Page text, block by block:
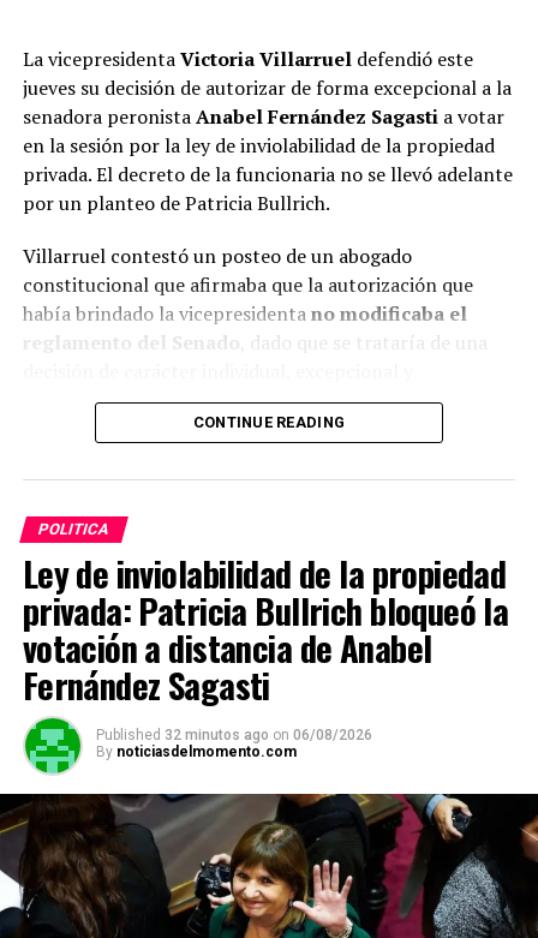
La vicepresidentaVictoria Villarrueldefendió este
jueves su decisión de autorizar de forma excepcional a la
senadora peronistaAnabel Fernández Sagastia votar
en la sesión por la ley de inviolabilidad de la propiedad
privada. El decreto de la funcionaria no se llevó adelante
por un planteo de Patricia Bullrich.
Villarruel contestó un posteo de un abogado
constitucional que afirmaba que la autorización que
había brindado la vicepresidentano modificaba el
reglamento del Senado , dado que se trataría de una
transitorio.
ADVERTISEMENT
CONTINUE READING
POLITICA
Ley de inviolabilidad de la propiedad
privada: Patricia Bullrich bloqueó la
votación a distancia de Anabel
Fernández Sagasti
Published 32 minutos ago on 06/08/2026
By noticiasdelmomento.com